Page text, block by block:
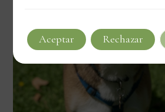
Aceptar Rechazar